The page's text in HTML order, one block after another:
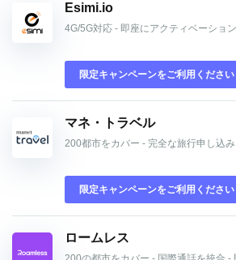
Esimi.io
4G/5G対応 - 即座にアクティベーショ
限定キャンペーンをご利用ください
マネ・トラベル
200都市をカバー - 完全な旅行申し込
限定キャンペーンをご利用ください
ロームレス